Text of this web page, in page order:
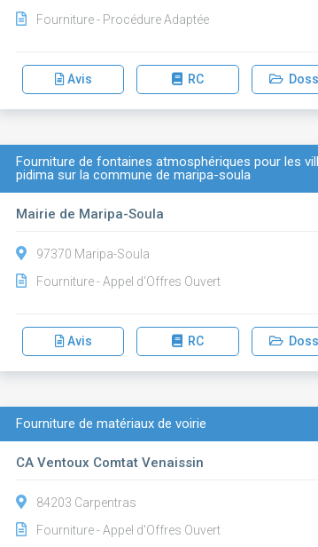
Fourniture - Procédure Adaptée
Avis RC
Fourniture de fontaines atmosphériques pour les
pidima sur la commune de maripa-soula
Mairie de Maripa-Soula
97370 Maripa-Soula
Fourniture - Appel d'Offres Ouvert
Avis RC
Fourniture de matériaux de voirie
CA Ventoux Comtat Venaissin
84203 Carpentras
Fourniture - Appel d'Offres Ouvert